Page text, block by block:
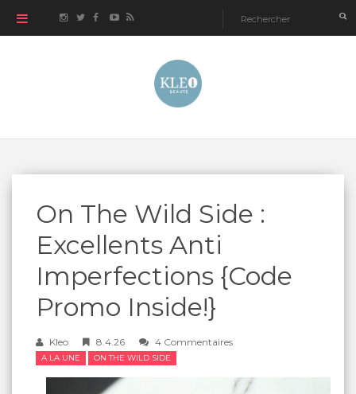
On The Wild Side :
Excellents Anti
Imperfections {Code
Promo Inside!}
Kleo 8.4.26 4 Commentaires
A LA UNE ON THE WILD SIDE